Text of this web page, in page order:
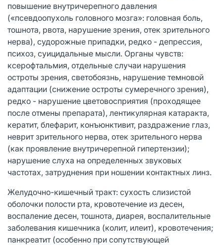
повышение внутричерепного давления
(«псевдоопухоль головного мозга»: головная боль,
тошнота, рвота, нарушение зрения, отек зрительного
нерва), судорожные припадки, редко - депрессия,
психоз, суицидальные мысли. Органы чувств:
ксерофтальмия, отдельные случаи нарушения
остроты зрения, светобоязнь, нарушение темновой
адаптации (снижение остроты сумеречного зрения),
редко - нарушение цветовосприятия (проходящее
после отмены препарата), лентикулярная катаракта,
кератит, блефарит, конъюнктивит, раздражение глаз,
неврит зрительного нерва, отек зрительного нерва
(как проявление внутричерепной гипертензии);
нарушение слуха на определенных звуковых
частотах, затруднения при ношении контактных линз.
Желудочно-кишечный тракт: сухость слизистой
оболочки полости рта, кровотечение из десен,
воспаление десен, тошнота, диарея, воспалительные
заболевания кишечника (колит, илеит), кровотечения;
панкреатит (особенно при сопутствующей